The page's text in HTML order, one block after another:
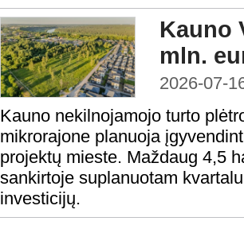
Kauno
mln.
2026-07-
Kauno nekilnojamojo turto
mikrorajone planuoja
projektų mieste. Maždaug 4,5
sankirtoje suplanuotam
investicijų.